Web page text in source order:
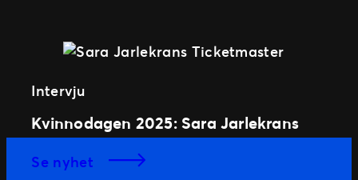
Intervju
Kvinnodagen 2025: Sara Jarlekrans
se nyhet